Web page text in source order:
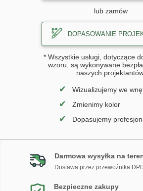
lub zamów
DOPASOWANIE
* Wszystkie usługi, dotyczące
wzoru, są wykonywane
naszych
✔ Wizualizujemy we
✔ Zmienimy kolor
✔ Dopasujemy
Darmowa wysyłka na
Dostawa przez przewoźnika
Bezpieczne zakupy